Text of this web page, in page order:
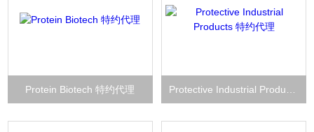
Protein Biotech 特约代理